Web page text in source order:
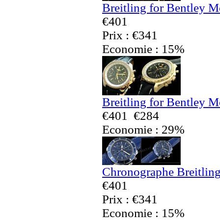
Breitling for Bentley
€401
Prix : €341
Economie : 15%
Breitling for Bentley
€401
€284
Economie : 29%
Chronographe
€401
Prix : €341
Economie : 15%